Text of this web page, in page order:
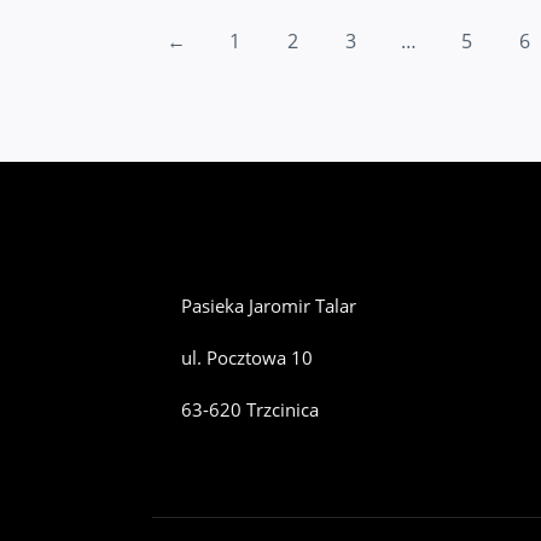
← 1 2 3 … 5 6
Pasieka Jaromir Talar
ul. Pocztowa 10
63-620 Trzcinica